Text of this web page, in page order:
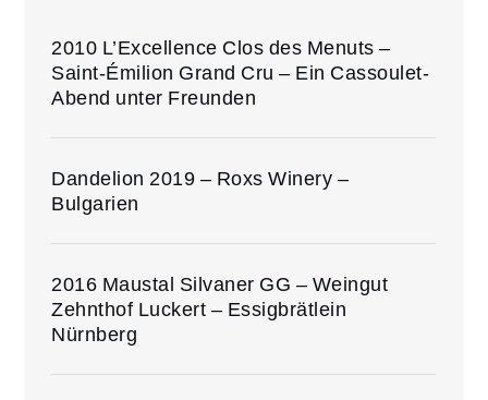
2010 L’Excellence Clos des Menuts –
Saint-Émilion Grand Cru – Ein Cassoulet-
Abend unter Freunden
Dandelion 2019 – Roxs Winery –
Bulgarien
2016 Maustal Silvaner GG – Weingut
Zehnthof Luckert – Essigbrätlein
Nürnberg